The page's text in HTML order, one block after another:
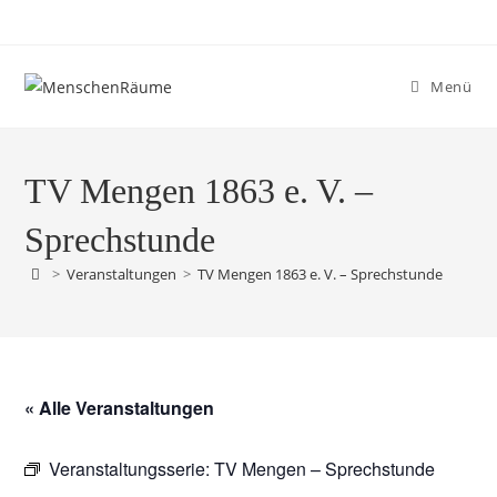
Menü
TV Mengen 1863 e. V. –
Sprechstunde
> Veranstaltungen > TV Mengen 1863 e. V. – Sprechstunde
« Alle Veranstaltungen
Veranstaltungsserie:TV Mengen – Sprechstunde